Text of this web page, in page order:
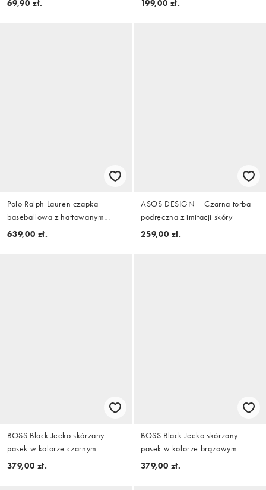
69,90 zł. 199,00 zł.
Polo Ralph Lauren czapka
baseballowa z haftowanym
misiem w kolorze austin beige
639,00 zł.
ASOS DESIGN – Czarna torba
podręczna z imitacji skóry
259,00 zł.
BOSS Black Jeeko skórzany
pasek w kolorze czarnym
379,00 zł.
BOSS Black Jeeko skórzany
pasek w kolorze brązowym
379,00 zł.